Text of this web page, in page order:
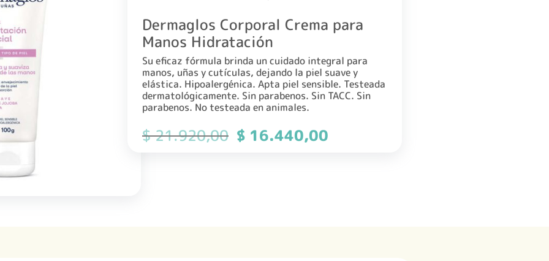
Dermaglos Corporal Crema para
Manos Hidratación
Su eficaz fórmula brinda un cuidado integral para
manos, uñas y cutículas, dejando la piel suave y
elástica. Hipoalergénica. Apta piel sensible. Testeada
dermatológicamente. Sin parabenos. Sin TACC. Sin
parabenos. No testeada en animales.
$21.920,00 El
precio
$ 16.440,00